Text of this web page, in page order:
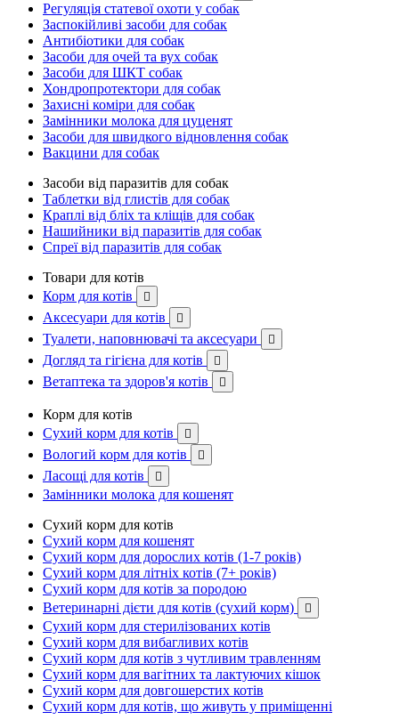
Регуляція статевої охоти у собак
Заспокійливі засоби для собак
Антибіотики для собак
Засоби для очей та вух собак
Засоби для ШКТ собак
Хондропротектори для собак
Захисні коміри для собак
Замінники молока для цуценят
Засоби для швидкого відновлення собак
Вакцини для собак
Засоби від паразитів для собак
Таблетки від глистів для собак
Краплі від бліх та кліщів для собак
Нашийники від паразитів для собак
Спреї від паразитів для собак
Товари для котів
Корм для котів

Аксесуари для котів 
Туалети, наповнювачі та аксесуари 
Догляд та гігієна для котів 
Ветаптека та здоров'я котів 
Корм для котів
Сухий корм для котів

Вологий корм для котів 
Ласощі для котів 
Замінники молока для кошенят
Сухий корм для котів
Сухий корм для кошенят
Сухий корм для дорослих котів (1-7 років)
Сухий корм для літніх котів (7+ років)
Сухий корм для котів за породою
Ветеринарні дієти для котів (сухий корм)

Сухий корм для стерилізованих котів
Сухий корм для вибагливих котів
Сухий корм для котів з чутливим травленням
Сухий корм для вагітних та лактуючих кішок
Сухий корм для довгошерстих котів
Сухий корм для котів, що живуть у приміщенні